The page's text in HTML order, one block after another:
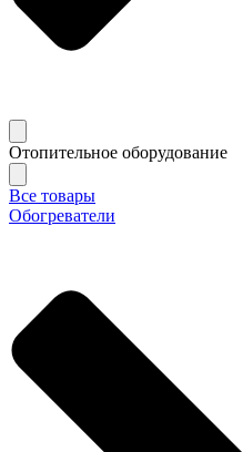
Отопительное оборудование
Все товары
Обогреватели